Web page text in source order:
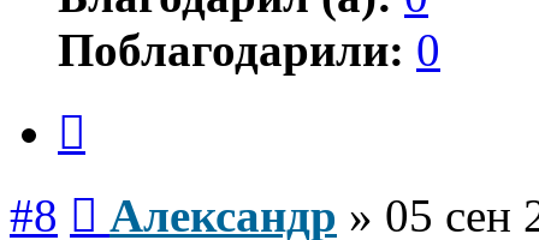
Поблагодарили: 0
#8 Александр » 05 сен